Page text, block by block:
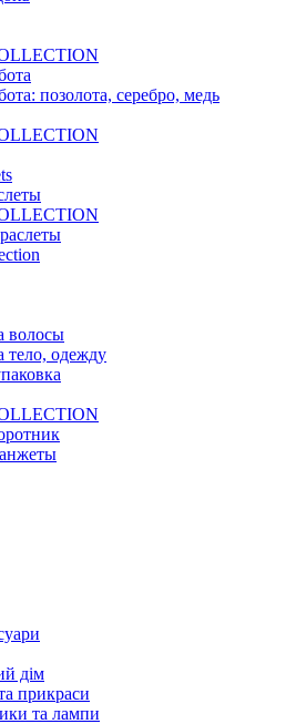
позолота, серебро, медь
волосы
тело, одежду
дім
прикраси
та лампи